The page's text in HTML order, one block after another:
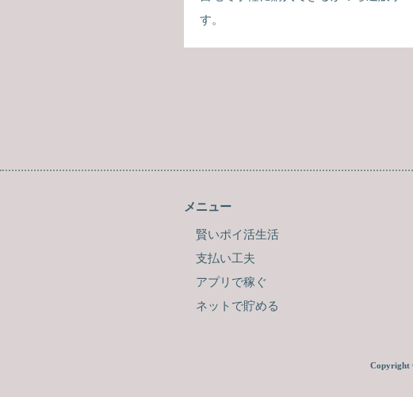
す。
メニュー
賢いポイ活生活
支払い工夫
アプリで稼ぐ
ネットで貯める
Copyright